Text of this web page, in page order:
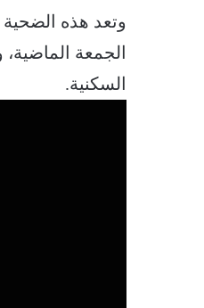
وتعد هذه
الجمعة
السكنية.